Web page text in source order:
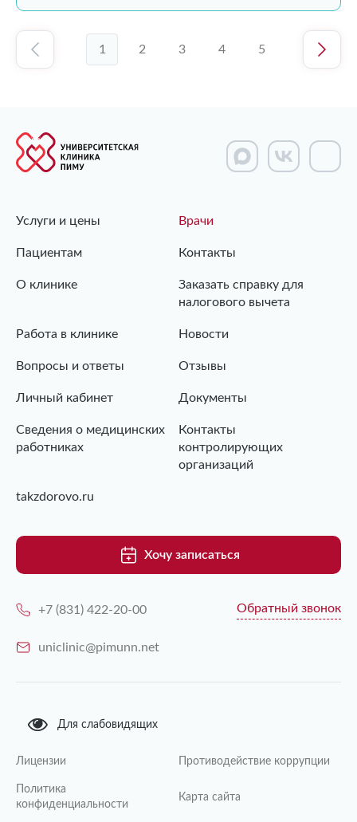
1 2 3 4 5
Услуги и цены Врачи
Пациентам Контакты
О клинике
Заказать справку для
налогового вычета
Работа в клинике Новости
Вопросы и ответы Отзывы
Личный кабинет Документы
Сведения о медицинских
работниках
Контакты
контролирующих
организаций
takzdorovo.ru
Хочу записаться
+7 (831) 422-20-00 Обратный звонок
uniclinic@pimunn.net
Для слабовидящих
Лицензии Противодействие коррупции
Политика
конфиденциальности
Карта сайта